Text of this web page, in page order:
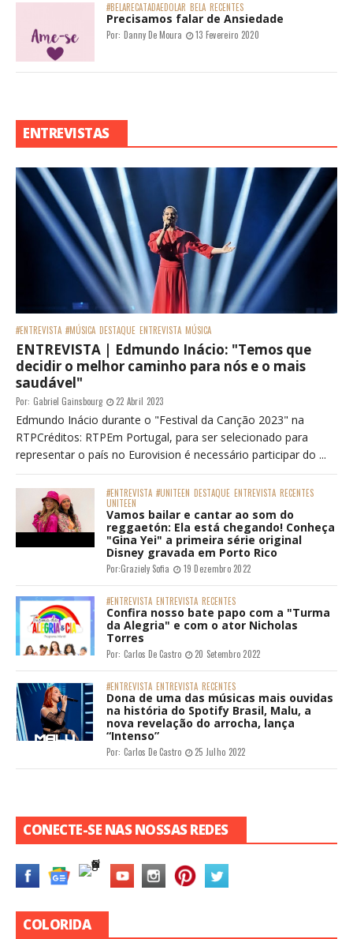
#BELARECATADAEDOLAR BELA RECENTES
Precisamos falar de Ansiedade
Por: Danny De Moura 13 Fevereiro 2020
ENTREVISTAS
#ENTREVISTA #MÚSICA DESTAQUE ENTREVISTA MÚSICA
ENTREVISTA | Edmundo Inácio: "Temos que
decidir o melhor caminho para nós e o mais
saudável"
Por: Gabriel Gainsbourg 22 Abril 2023
Edmundo Inácio durante o "Festival da Canção 2023" na
RTPCréditos: RTPEm Portugal, para ser selecionado para
representar o país no Eurovision é necessário participar do ...
#ENTREVISTA #UNITEEN DESTAQUE ENTREVISTA RECENTES
UNITEEN
Vamos bailar e cantar ao som do
reggaetón: Ela está chegando! Conheça
"Gina Yei" a primeira série original
Disney gravada em Porto Rico
Por:Graziely Sofia 19 Dezembro 2022
#ENTREVISTA ENTREVISTA RECENTES
Confira nosso bate papo com a "Turma
da Alegria" e com o ator Nicholas
Torres
Por: Carlos De Castro 20 Setembro 2022
#ENTREVISTA ENTREVISTA RECENTES
Dona de uma das músicas mais ouvidas
na história do Spotify Brasil, Malu, a
nova revelação do arrocha, lança
“Intenso”
Por: Carlos De Castro 25 Julho 2022
CONECTE-SE NAS NOSSAS REDES
COLORIDA